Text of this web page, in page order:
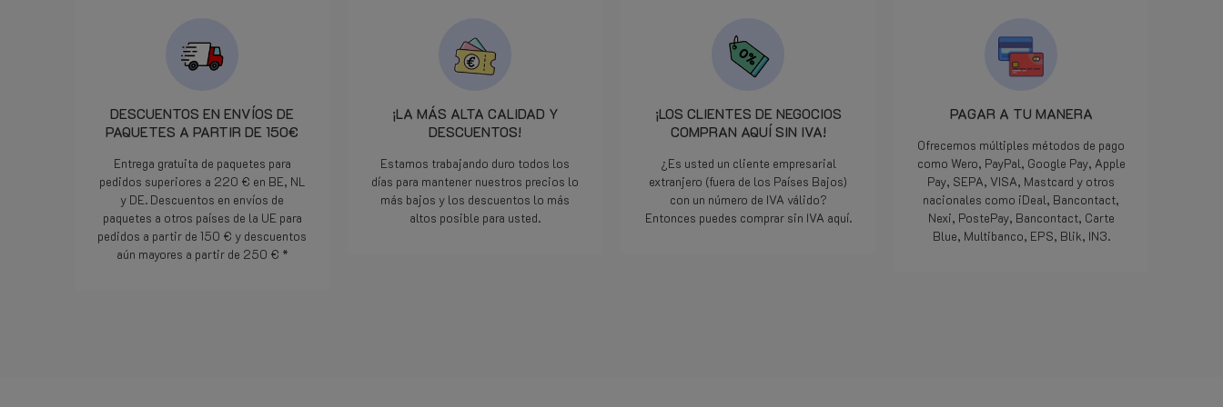
minuten later een bericht dat
het klaarlag om door DPD op te
we zijn allemaal maar mensen,
maar als het dan op deze
geweldig, nog nooit
meegemaakt met een webshop.
Doe zo voort jongens, jullie zijn
die 5 sterren meer dan waard.
Bedankt.
DESCUENTOS EN ENVÍOS DE
PAQUETES A PARTIR DE 150€
Entrega gratuita de paquetes para
pedidos superiores a 220 € en BE, NL
y DE. Descuentos en envíos de
paquetes a otros países de la UE para
pedidos a partir de 150 € y descuentos
aún mayores a partir de 250 € *
¡LA MÁS ALTA CALIDAD Y
DESCUENTOS!
Estamos trabajando duro todos los
días para mantener nuestros precios lo
más bajos y los descuentos lo más
altos posible para usted.
¡LOS CLIENTES DE NEGOCIOS
COMPRAN AQUÍ SIN IVA!
¿Es usted un cliente empresarial
extranjero (fuera de los Países Bajos)
con un número de IVA válido?
Entonces puedes comprar sin IVA aquí.
PAGAR A TU MANERA
Ofrecemos múltiples métodos de pago
como Wero, PayPal, Google Pay, Apple
Pay, SEPA, VISA, Mastcard y otros
nacionales como iDeal, Bancontact,
Nexi, PostePay, Bancontact, Carte
Blue, Multibanco, EPS, Blik, IN3.